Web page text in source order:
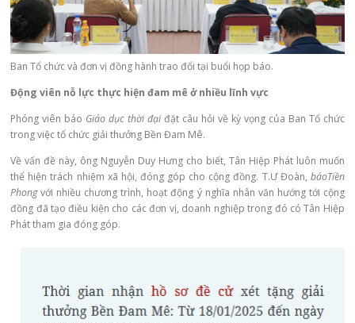
Ban Tổ chức và đơn vị đồng hành trao đổi tại buổi họp báo.
Động viên nỗ lực thực hiện đam mê ở nhiều lĩnh vực
Phóng viên báo Giáo dục thời đại đặt câu hỏi về kỳ vọng của Ban Tổ chức
trong việc tổ chức giải thưởng Bền Đam Mê.
Về vấn đề này, ông Nguyễn Duy Hưng cho biết, Tân Hiệp Phát luôn muốn
thể hiện trách nhiệm xã hội, đóng góp cho cộng đồng. T.Ư Đoàn, báoTiền
Phongvới nhiều chương trình, hoạt động ý nghĩa nhân văn hướng tới cộng
đồng đã tạo điều kiện cho các đơn vị, doanh nghiệp trong đó có Tân Hiệp
Phát tham gia đóng góp.